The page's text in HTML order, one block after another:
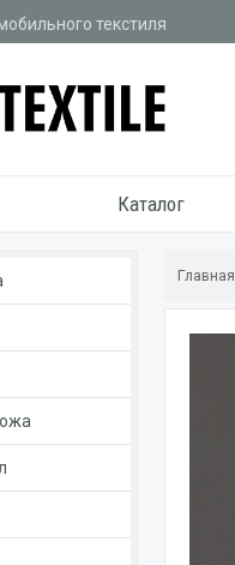
текстиля
Каталог
Главная